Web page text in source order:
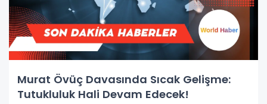
Murat Övüç Davasında Sıcak Gelişme:
Tutukluluk Hali Devam Edecek!